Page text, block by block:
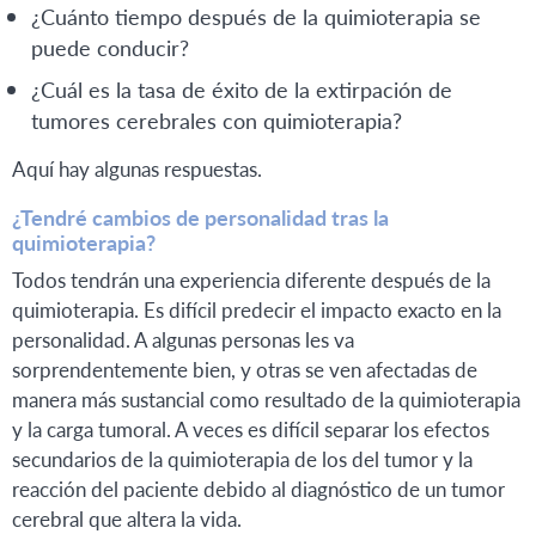
¿Cuánto tiempo después de la quimioterapia se
puede conducir?
¿Cuál es la tasa de éxito de la extirpación de
tumores cerebrales con quimioterapia?
Aquí hay algunas respuestas.
¿Tendré cambios de personalidad tras la
quimioterapia?
Todos tendrán una experiencia diferente después de la
quimioterapia. Es difícil predecir el impacto exacto en la
personalidad. A algunas personas les va
sorprendentemente bien, y otras se ven afectadas de
manera más sustancial como resultado de la quimioterapia
y la carga tumoral. A veces es difícil separar los efectos
secundarios de la quimioterapia de los del tumor y la
reacción del paciente debido al diagnóstico de un tumor
cerebral que altera la vida.